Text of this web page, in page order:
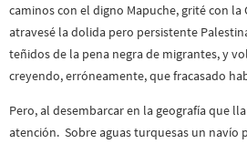
caminos con el digno Mapuche, grité con
atravesé la dolida pero persistente
teñidos de la pena negra de migrantes, y
creyendo, erróneamente, que fracasado
Pero, al desembarcar en la geografía que
atención. Sobre aguas turquesas un navío